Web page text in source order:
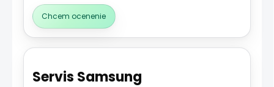
Chcem ocenenie
Servis Samsung